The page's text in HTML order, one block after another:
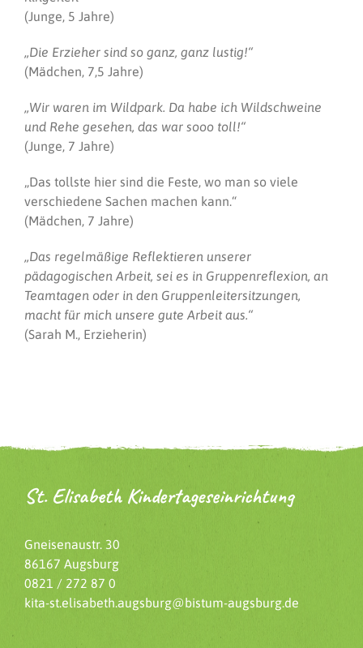
(Junge, 5 Jahre)
„Die Erzieher sind so ganz, ganz lustig!“
(Mädchen, 7,5 Jahre)
„Wir waren im Wildpark. Da habe ich Wildschweine
und Rehe gesehen, das war sooo toll!“
(Junge, 7 Jahre)
„Das tollste hier sind die Feste, wo man so viele
verschiedene Sachen machen kann.“
(Mädchen, 7 Jahre)
„Das regelmäßige Reflektieren unserer
pädagogischen Arbeit, sei es in Gruppenreflexion, an
Teamtagen oder in den Gruppenleitersitzungen,
macht für mich unsere gute Arbeit aus.“
(Sarah M., Erzieherin)
St. Elisabeth Kindertageseinrichtung
Gneisenaustr. 30
86167 Augsburg
0821 / 272 87 0
kita-st.elisabeth.augsburg@bistum-augsburg.de